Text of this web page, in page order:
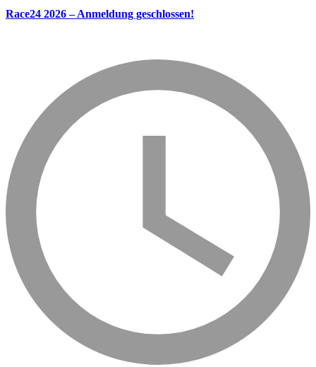
Race24 2026 – Anmeldung geschlossen!